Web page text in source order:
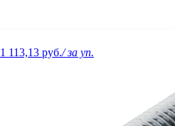
1 113,13 руб./ за уп.